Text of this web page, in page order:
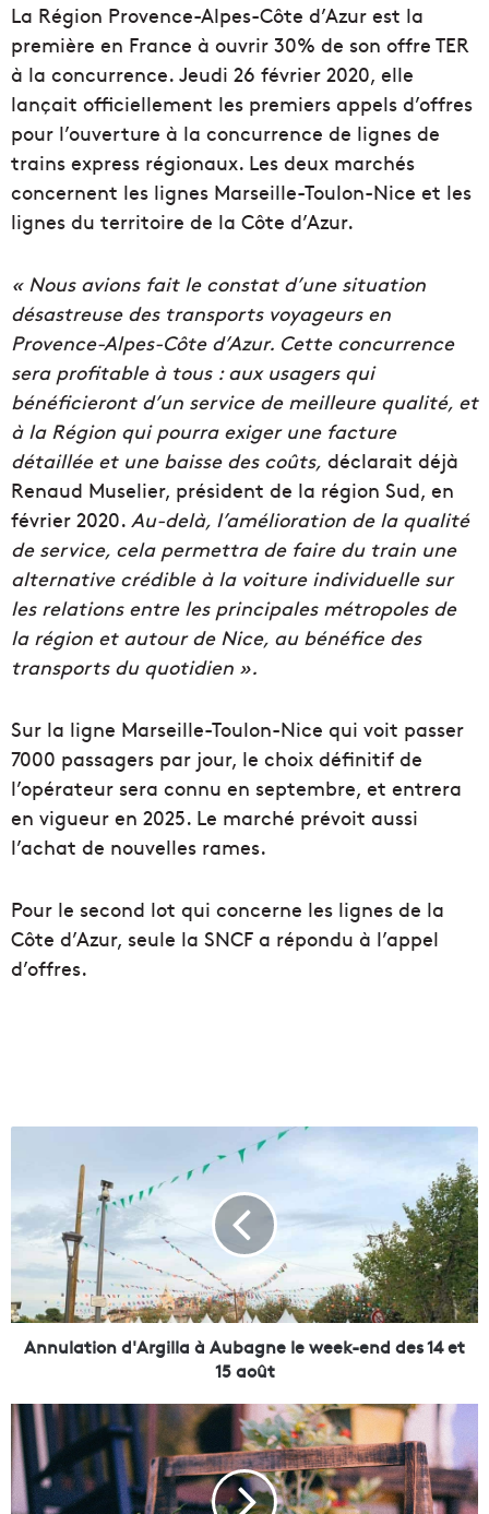
La Région Provence-Alpes-Côte d’Azur est la
première en France à ouvrir 30% de son offre TER
à la concurrence. Jeudi 26 février 2020, elle
lançait officiellement les premiers appels d’offres
pour l’ouverture à la concurrence de lignes de
trains express régionaux. Les deux marchés
concernent les lignes Marseille-Toulon-Nice et les
lignes du territoire de la Côte d’Azur.
« Nous avions fait le constat d’une situation
désastreuse des transports voyageurs en
Provence-Alpes-Côte d’Azur. Cette concurrence
sera profitable à tous : aux usagers qui
bénéficieront d’un service de meilleure qualité, et
à la Région qui pourra exiger une facture
détaillée et une baisse des coûts, déclarait déjà
Renaud Muselier, président de la région Sud, en
février 2020. Au-delà, l’amélioration de la qualité
de service, cela permettra de faire du train une
alternative crédible à la voiture individuelle sur
les relations entre les principales métropoles de
la région et autour de Nice, au bénéfice des
transports du quotidien ».
Sur la ligne Marseille-Toulon-Nice qui voit passer
7000 passagers par jour, le choix définitif de
l’opérateur sera connu en septembre, et entrera
en vigueur en 2025. Le marché prévoit aussi
l’achat de nouvelles rames.
Pour le second lot qui concerne les lignes de la
Côte d’Azur, seule la SNCF a répondu à l’appel
d’offres.
l
t
i
o
A
g
i
Annulation d'Argilla à Aubagne le week-end des 14 et
15 août
U
n
c
e